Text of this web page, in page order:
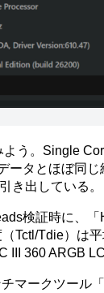
う。Single
ータとほぼ同
き出している。
検証時に、「
Tctl/Tdie）は
360 ARGB
マークツール